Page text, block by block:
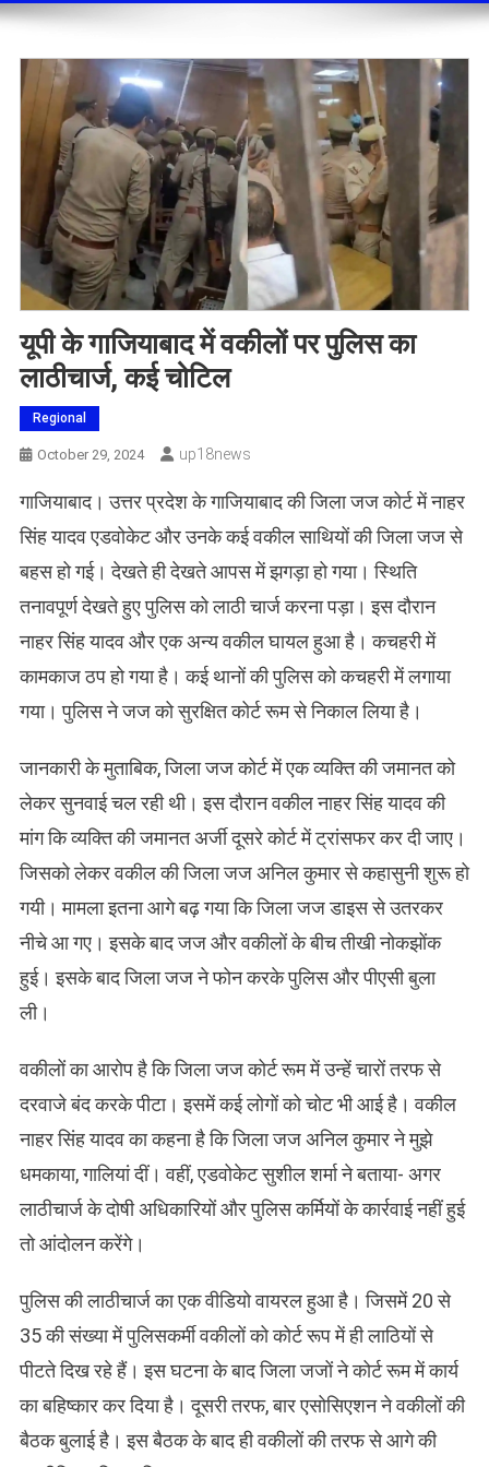
यूपी के गाजियाबाद में वकीलों पर पुलिस का
लाठीचार्ज, कई चोटिल
Regional
October 29, 2024 Up18news
गाजियाबाद। उत्तर प्रदेश के गाजियाबाद की जिला जज कोर्ट में नाहर
सिंह यादव एडवोकेट और उनके कई वकील साथियों की जिला जज से
बहस हो गई। देखते ही देखते आपस में झगड़ा हो गया। स्थिति
तनावपूर्ण देखते हुए पुलिस को लाठी चार्ज करना पड़ा। इस दौरान
नाहर सिंह यादव और एक अन्य वकील घायल हुआ है। कचहरी में
कामकाज ठप हो गया है। कई थानों की पुलिस को कचहरी में लगाया
गया। पुलिस ने जज को सुरक्षित कोर्ट रूम से निकाल लिया है।
जानकारी के मुताबिक, जिला जज कोर्ट में एक व्यक्ति की जमानत को
लेकर सुनवाई चल रही थी। इस दौरान वकील नाहर सिंह यादव की
मांग कि व्यक्ति की जमानत अर्जी दूसरे कोर्ट में ट्रांसफर कर दी जाए।
जिसको लेकर वकील की जिला जज अनिल कुमार से कहासुनी शुरू हो
गयी। मामला इतना आगे बढ़ गया कि जिला जज डाइस से उतरकर
नीचे आ गए। इसके बाद जज और वकीलों के बीच तीखी नोकझोंक
हुई। इसके बाद जिला जज ने फोन करके पुलिस और पीएसी बुला
ली।
वकीलों का आरोप है कि जिला जज कोर्ट रूम में उन्हें चारों तरफ से
दरवाजे बंद करके पीटा। इसमें कई लोगों को चोट भी आई है। वकील
नाहर सिंह यादव का कहना है कि जिला जज अनिल कुमार ने मुझे
धमकाया, गालियां दीं। वहीं, एडवोकेट सुशील शर्मा ने बताया- अगर
लाठीचार्ज के दोषी अधिकारियों और पुलिस कर्मियों के कार्रवाई नहीं हुई
तो आंदोलन करेंगे।
पुलिस की लाठीचार्ज का एक वीडियो वायरल हुआ है। जिसमें 20 से
35 की संख्या में पुलिसकर्मी वकीलों को कोर्ट रूप में ही लाठियों से
पीटते दिख रहे हैं। इस घटना के बाद जिला जजों ने कोर्ट रूम में कार्य
का बहिष्कार कर दिया है। दूसरी तरफ, बार एसोसिएशन ने वकीलों की
बैठक बुलाई है। इस बैठक के बाद ही वकीलों की तरफ से आगे की